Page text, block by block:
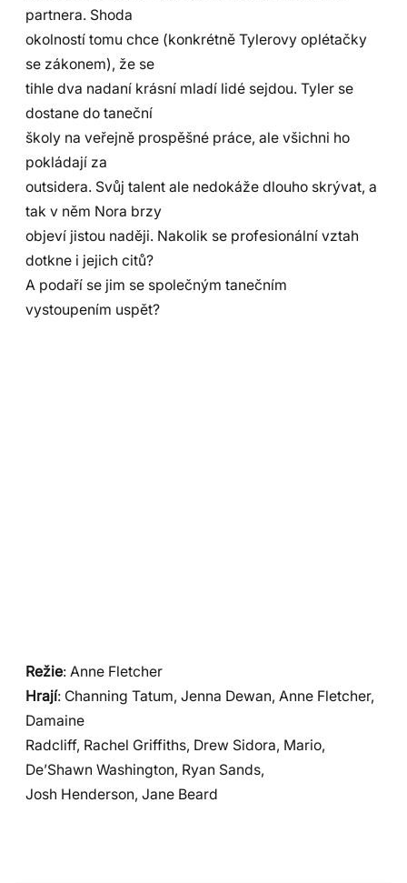
partnera. Shoda
okolností tomu chce (konkrétně Tylerovy oplétačky
se zákonem), že se
tihle dva nadaní krásní mladí lidé sejdou. Tyler se
dostane do taneční
školy na veřejně prospěšné práce, ale všichni ho
pokládají za
outsidera. Svůj talent ale nedokáže dlouho skrývat, a
tak v něm Nora brzy
objeví jistou naději. Nakolik se profesionální vztah
dotkne i jejich citů?
A podaří se jim se společným tanečním
vystoupením uspět?
Režie: Anne Fletcher
Hrají: Channing Tatum, Jenna Dewan, Anne Fletcher,
Damaine
Radcliff, Rachel Griffiths, Drew Sidora, Mario,
De’Shawn Washington, Ryan Sands,
Josh Henderson, Jane Beard